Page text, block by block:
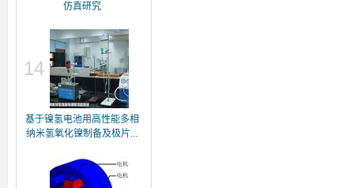
仿真研究
14
基于镍氢电池用高性能多相
纳米氢氧化镍制备及极片...